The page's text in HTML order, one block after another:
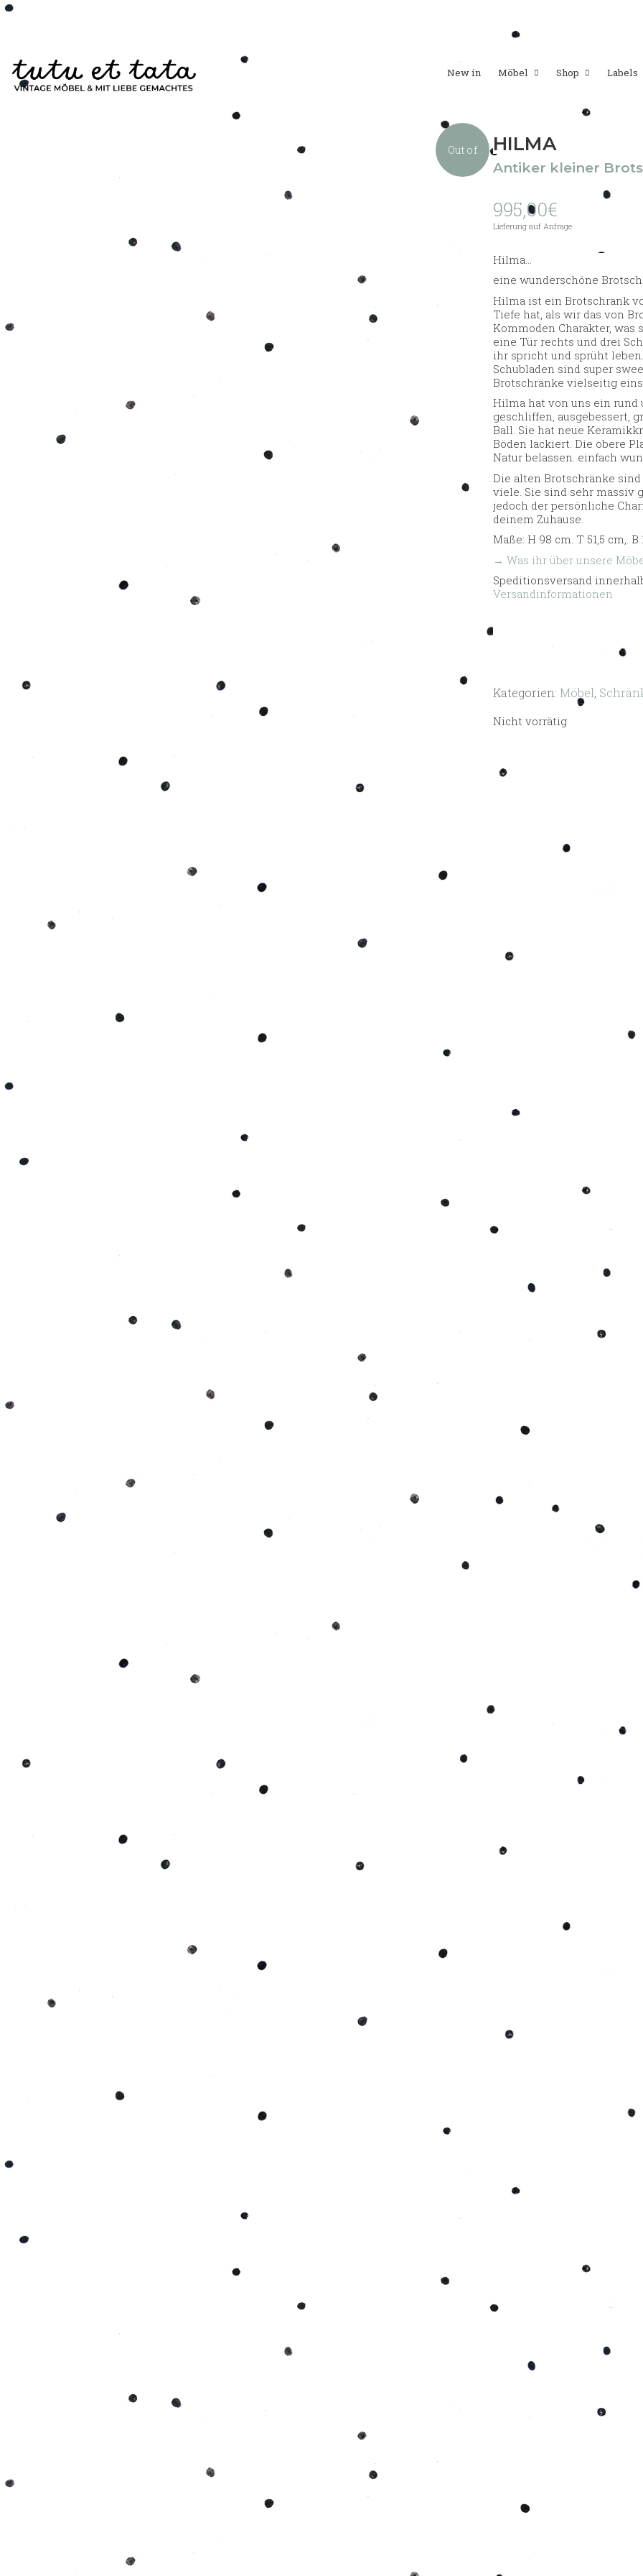
New in Möbel Shop Labels
Out of HILMA
Antiker kleiner
995,00€
Lieferung auf Anfrage
Hilma…
eine wunderschöne
Hilma ist ein Brotschrank
Tiefe hat, als wir das von
Kommoden Charakter,
eine Tür rechts und drei
ihr spricht und sprüht
Schubladen sind super
Brotschränke vielseitig
Hilma hat von uns ein
geschliffen, ausgebessert,
Ball. Sie hat neue
Böden lackiert. Die obere
Natur belassen. einfach
Die alten Brotschränke
viele. Sie sind sehr massiv
jedoch der persönliche
deinem Zuhause.
Maße: H 98 cm. T 51,5 cm,. B
→ Was ihr über unsere
Speditionsversand
Versandinformationen
Kategorien: Möbel,
Nicht vorrätig